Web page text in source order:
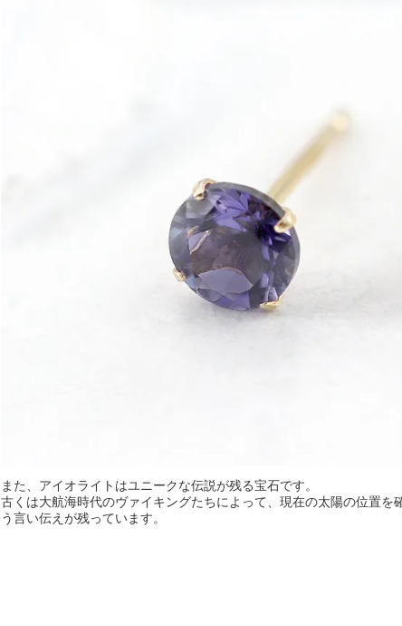
また、アイオライトはユニークな伝説が残る宝石です。
古くは大航海時代のヴァイキングたちによって、現在の太陽の位置を
う言い伝えが残っています。